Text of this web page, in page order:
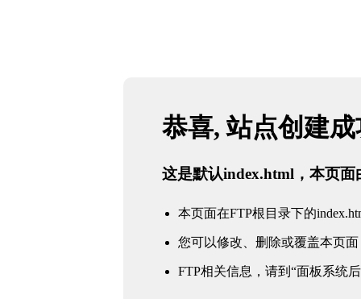
恭喜, 站点创建
这是默认index.html，本页面
本页面在FTP根目录下的
您可以修改、删除或覆盖本页面
FTP相关信息，请到“面板系统